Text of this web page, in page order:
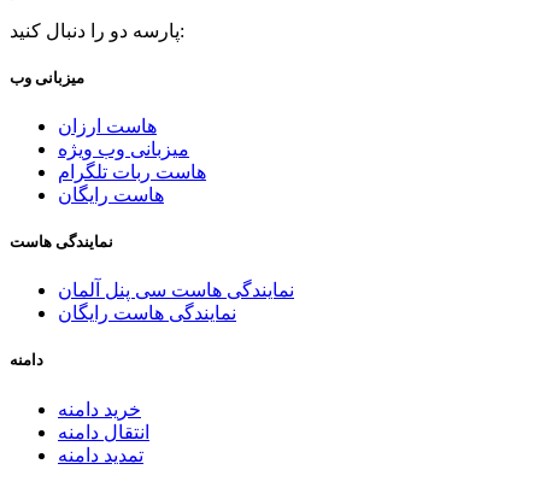
پارسه دو را دنبال کنید:
میزبانی وب
هاست ارزان
میزبانی وب ویژه
هاست ربات تلگرام
هاست رایگان
نمایندگی هاست
نمایندگی هاست سی پنل آلمان
نمایندگی هاست رایگان
دامنه
خرید دامنه
انتقال دامنه
تمدید دامنه